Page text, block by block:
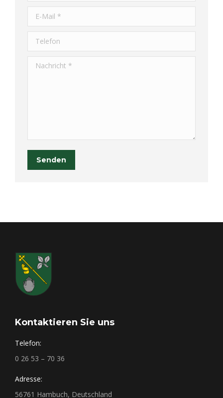
E-Mail *
Telefon
Nachricht *
Senden
Kontaktieren Sie uns
Telefon:
0 26 53 – 70 36
Adresse:
56761 Hambuch, Deutschland